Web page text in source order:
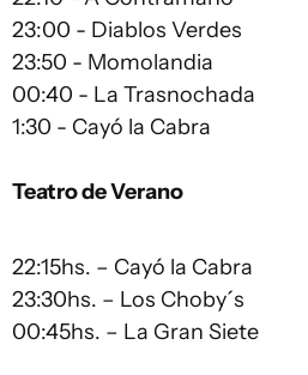
23:00 - Diablos Verdes
23:50 - Momolandia
00:40 - La Trasnochada
1:30 - Cayó la Cabra
Teatro de Verano
22:15hs. – Cayó la Cabra
23:30hs. – Los Choby´s
00:45hs. – La Gran Siete